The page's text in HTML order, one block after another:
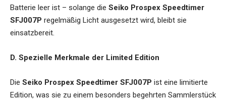
Batterie leer ist – solange die Seiko Prospex Speedtimer
SFJ007P regelmäßig Licht ausgesetzt wird, bleibt sie
einsatzbereit.
D. Spezielle Merkmale der Limited Edition
Die Seiko Prospex Speedtimer SFJ007P ist eine limitierte
Edition, was sie zu einem besonders begehrten Sammlerstück